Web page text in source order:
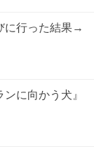
に行った結果→
に向かう犬』